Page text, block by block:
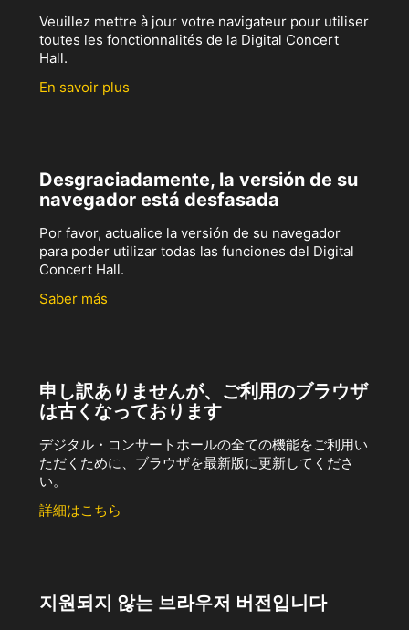
Veuillez mettre à jour votre navigateur pour utiliser
toutes les fonctionnalités de la Digital Concert
Hall.
En savoir plus
Desgraciadamente, la versión de su
navegador está desfasada
Por favor, actualice la versión de su navegador
para poder utilizar todas las funciones del Digital
Concert Hall.
Saber más
申し訳ありませんが、ご利用のブラウザ
は古くなっております
デジタル・コンサートホールの全ての機能をご利用い
ただくために、ブラウザを最新版に更新してくださ
い。
詳細はこちら
지원되지 않는 브라우저 버전입니다